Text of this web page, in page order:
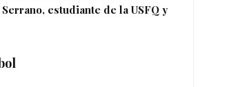
estudiante de la USFQ y